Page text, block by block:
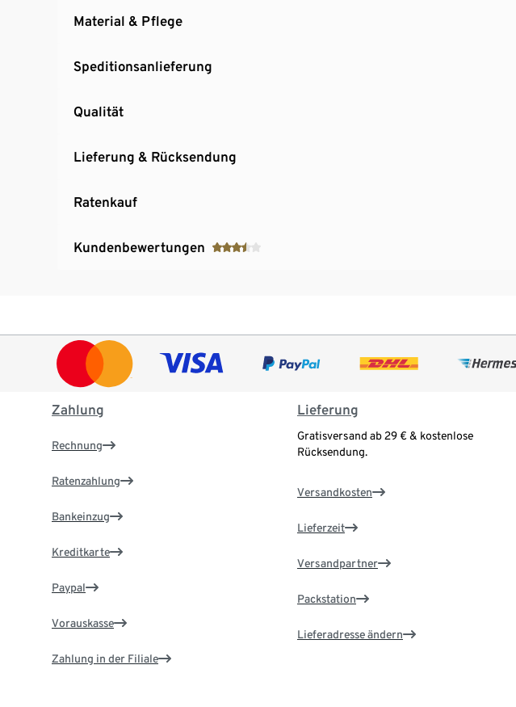
Material & Pflege
Speditionsanlieferung
Qualität
Lieferung & Rücksendung
Ratenkauf
Kundenbewertungen
Zahlung
Rechnung
Ratenzahlung
Bankeinzug
Kreditkarte
Paypal
Vorauskasse
Zahlung in der Filiale
Lieferung
Gratisversand ab 29 € & kostenlose
Rücksendung.
Versandkosten
Lieferzeit
Versandpartner
Packstation
Lieferadresse ändern